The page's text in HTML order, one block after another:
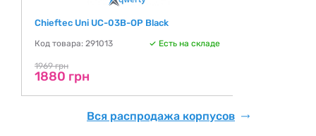
Chieftec Uni UC-03B-OP Black
Код товара: 291013 Есть на складе
1969 грн
1880 грн
Вся распродажа корпусов